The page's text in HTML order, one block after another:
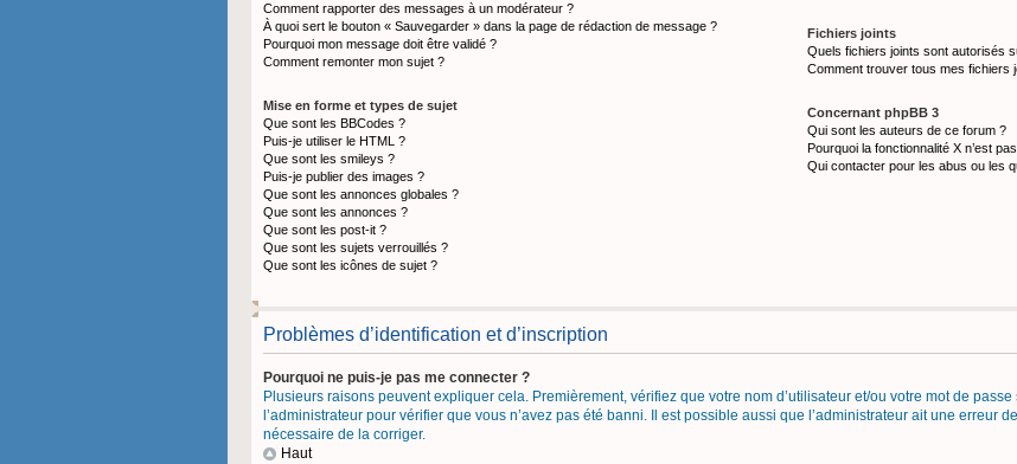
Comment rapporter des messages à un modérateur ?
À quoi sert le bouton « Sauvegarder » dans la page de rédaction de message ?
Pourquoi mon message doit être validé ?
Comment remonter mon sujet ?
Mise en forme et types de sujet
Que sont les BBCodes ?
Puis-je utiliser le HTML ?
Que sont les smileys ?
Puis-je publier des images ?
Que sont les annonces globales ?
Que sont les annonces ?
Que sont les post-it ?
Que sont les sujets verrouillés ?
Que sont les icônes de sujet ?
Fichiers joints
Quels fichiers joints sont autorisés
Comment trouver tous mes fichiers
Concernant phpBB 3
Qui sont les auteurs de ce forum ?
Pourquoi la fonctionnalité X n’est
Qui contacter pour les abus ou les
Problèmes d’identification et d’inscription
Pourquoi ne puis-je pas me connecter ?
Plusieurs raisons peuvent expliquer cela. Premièrement, vérifiez que votre nom d’utilisateur et/ou votre mot de passe
l’administrateur pour vérifier que vous n’avez pas été banni. Il est possible aussi que l’administrateur ait une erreur
nécessaire de la corriger.
Haut